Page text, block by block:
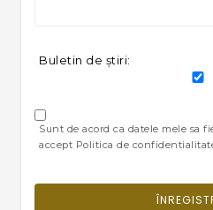
Buletin de ştiri:
Sunt de acord ca datele mele sa
accept Politica de